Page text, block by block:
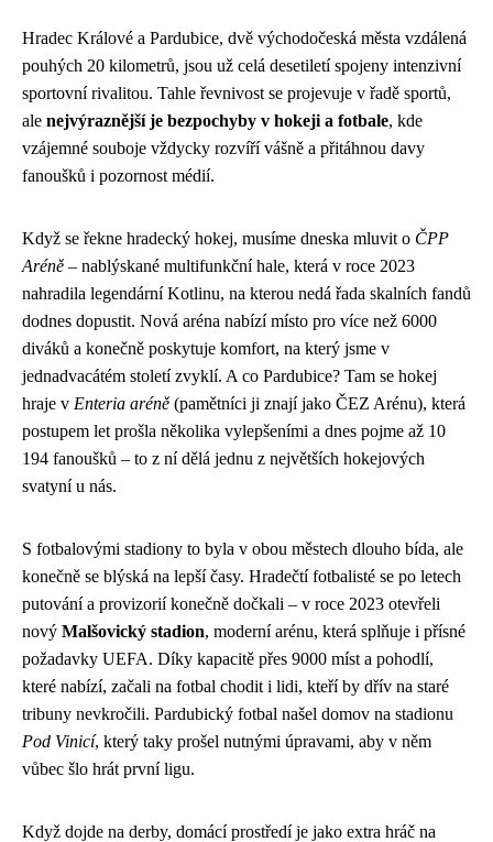
Hradec Králové a Pardubice, dvě východočeská města vzdálená
pouhých 20 kilometrů, jsou už celá desetiletí spojeny intenzivní
sportovní rivalitou. Tahle řevnivost se projevuje v řadě sportů,
ale nejvýraznější je bezpochyby v hokeji a fotbale, kde
vzájemné souboje vždycky rozvíří vášně a přitáhnou davy
fanoušků i pozornost médií.
Když se řekne hradecký hokej, musíme dneska mluvit o ČPP
Aréně – nablýskané multifunkční hale, která v roce 2023
nahradila legendární Kotlinu, na kterou nedá řada skalních fandů
dodnes dopustit. Nová aréna nabízí místo pro více než 6000
diváků a konečně poskytuje komfort, na který jsme v
jednadvacátém století zvyklí. A co Pardubice? Tam se hokej
hraje v Enteria aréně (pamětníci ji znají jako ČEZ Arénu), která
postupem let prošla několika vylepšeními a dnes pojme až 10
194 fanoušků – to z ní dělá jednu z největších hokejových
svatyní u nás.
S fotbalovými stadiony to byla v obou městech dlouho bída, ale
konečně se blýská na lepší časy. Hradečtí fotbalisté se po letech
putování a provizorií konečně dočkali – v roce 2023 otevřeli
nový Malšovický stadion, moderní arénu, která splňuje i přísné
požadavky UEFA. Díky kapacitě přes 9000 míst a pohodlí,
které nabízí, začali na fotbal chodit i lidi, kteří by dřív na staré
tribuny nevkročili. Pardubický fotbal našel domov na stadionu
Pod Vinicí, který taky prošel nutnými úpravami, aby v něm
vůbec šlo hrát první ligu.
Když dojde na derby, domácí prostředí je jako extra hráč na